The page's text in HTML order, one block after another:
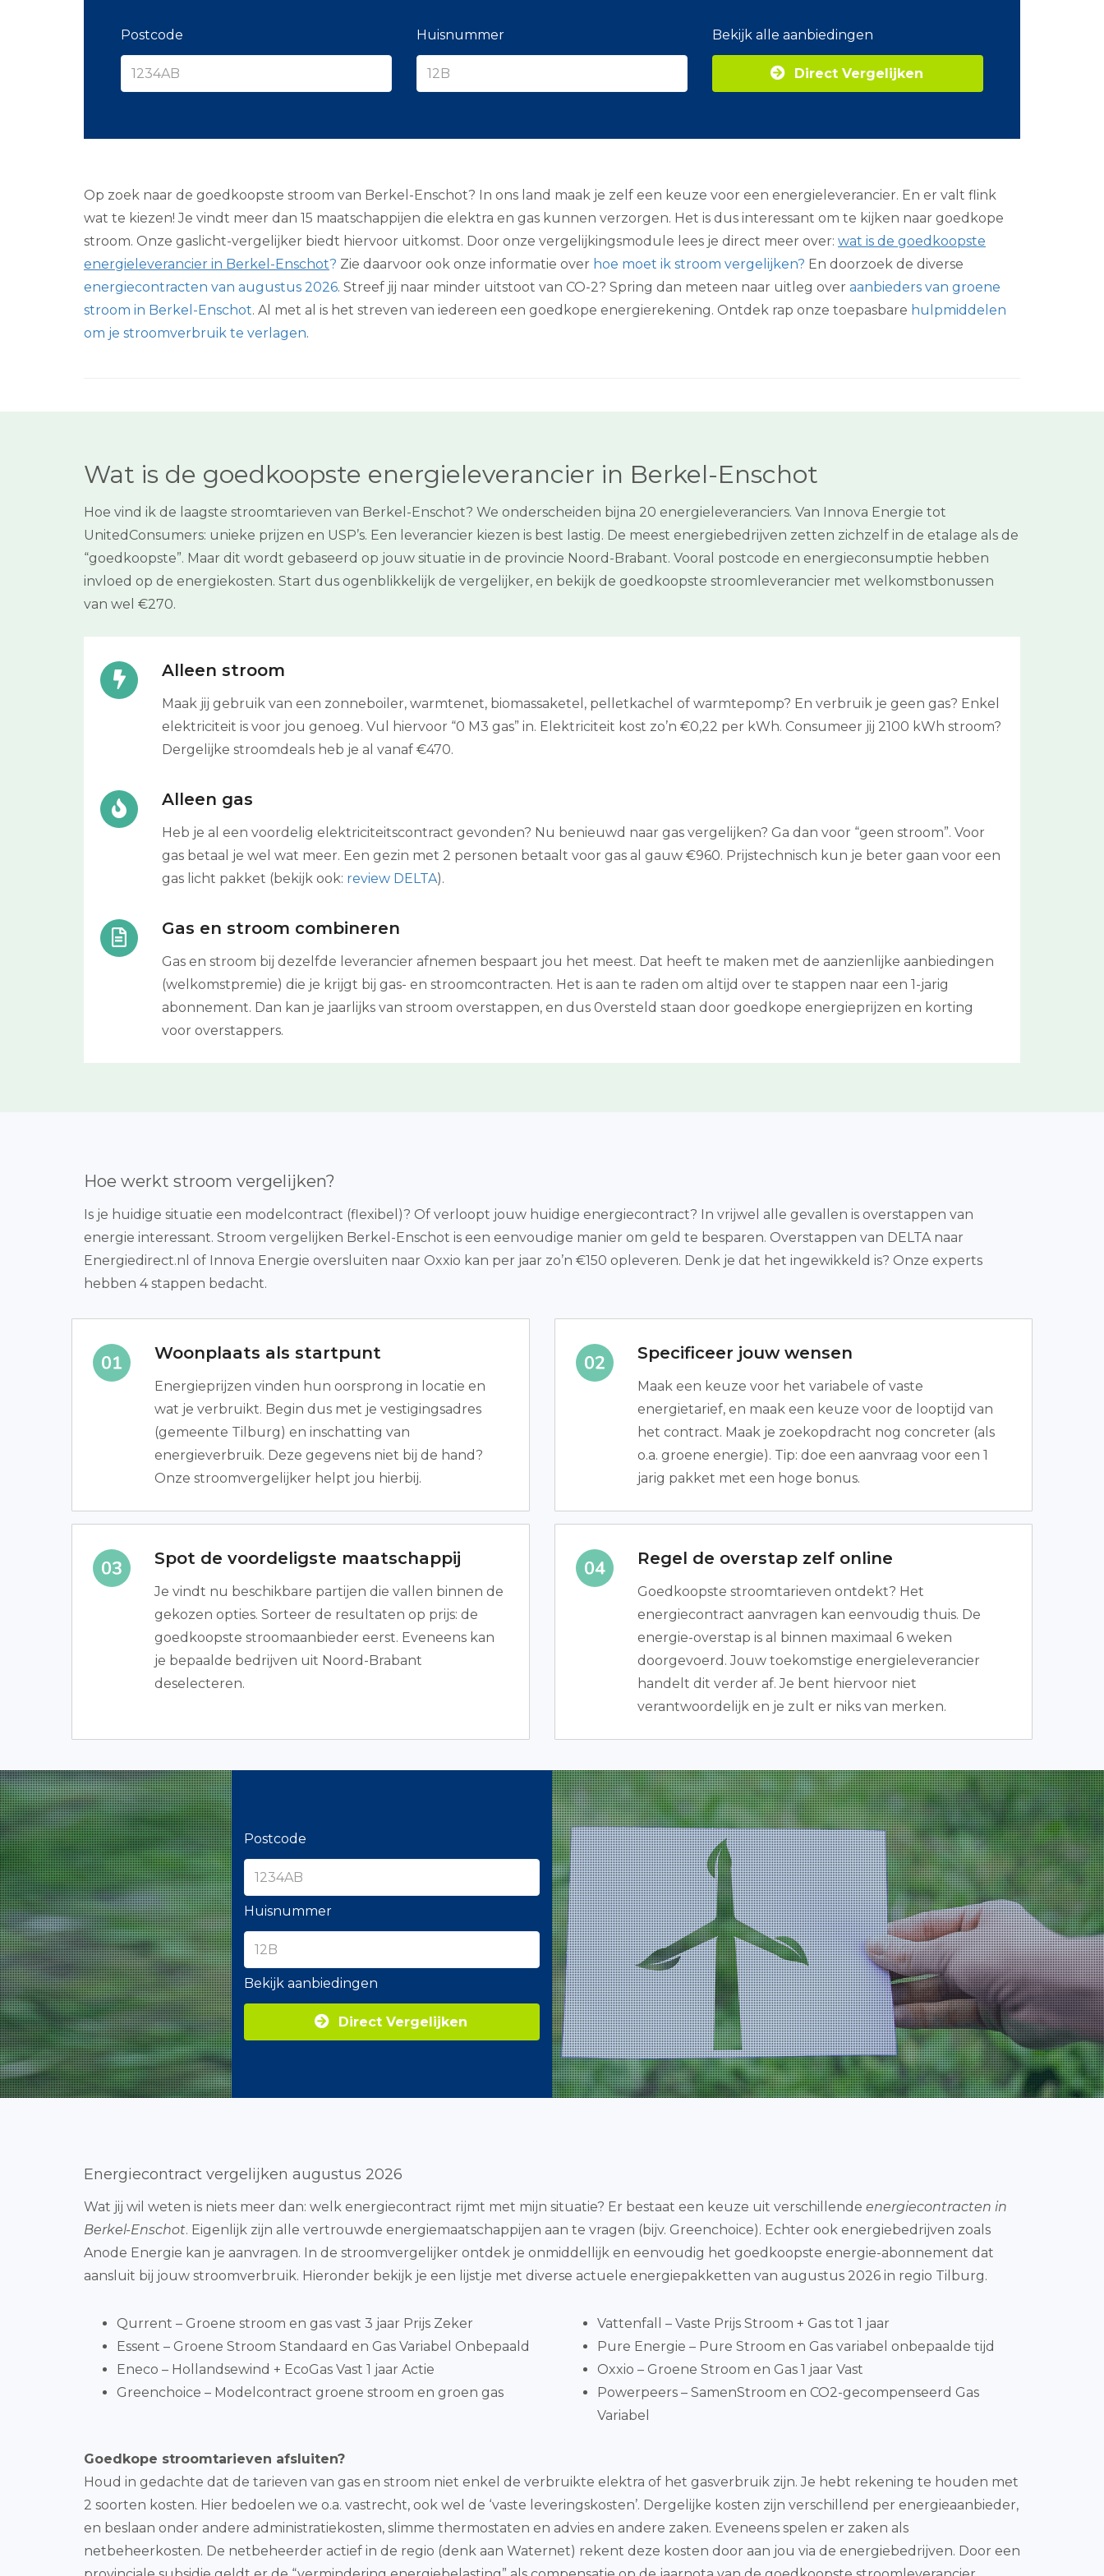
a
e
m
Z
j
n
e
g
i
Postcode Huisnummer Bekijk alle aanbiedingen
Direct Vergelijken
Op zoek naar de goedkoopste stroom van Berkel-Enschot? In ons land maak je zelf een keuze voor een energieleverancier. En er valt flink
wat te kiezen! Je vindt meer dan 15 maatschappijen die elektra en gas kunnen verzorgen. Het is dus interessant om te kijken naar goedkope
stroom. Onze gaslicht-vergelijker biedt hiervoor uitkomst. Door onze vergelijkingsmodule lees je direct meer over: wat is de goedkoopste
energieleverancier in Berkel-Enschot? Zie daarvoor ook onze informatie over hoe moet ik stroom vergelijken? En doorzoek de diverse
energiecontracten van augustus 2026. Streef jij naar minder uitstoot van CO-2? Spring dan meteen naar uitleg over aanbieders van groene
stroom in Berkel-Enschot. Al met al is het streven van iedereen een goedkope energierekening. Ontdek rap onze toepasbare hulpmiddelen
om je stroomverbruik te verlagen.
Wat is de goedkoopste energieleverancier in Berkel-Enschot
Hoe vind ik de laagste stroomtarieven van Berkel-Enschot? We onderscheiden bijna 20 energieleveranciers. Van Innova Energie tot
UnitedConsumers: unieke prijzen en USP’s. Een leverancier kiezen is best lastig. De meest energiebedrijven zetten zichzelf in de etalage als de
“goedkoopste”. Maar dit wordt gebaseerd op jouw situatie in de provincie Noord-Brabant. Vooral postcode en energieconsumptie hebben
invloed op de energiekosten. Start dus ogenblikkelijk de vergelijker, en bekijk de goedkoopste stroomleverancier met welkomstbonussen
van wel €270.
Alleen stroom
Maak jij gebruik van een zonneboiler, warmtenet, biomassaketel, pelletkachel of warmtepomp? En verbruik je geen gas? Enkel
elektriciteit is voor jou genoeg. Vul hiervoor “0 M3 gas” in. Elektriciteit kost zo’n €0,22 per kWh. Consumeer jij 2100 kWh stroom?
Dergelijke stroomdeals heb je al vanaf €470.
Alleen gas
Heb je al een voordelig elektriciteitscontract gevonden? Nu benieuwd naar gas vergelijken? Ga dan voor “geen stroom”. Voor
gas betaal je wel wat meer. Een gezin met 2 personen betaalt voor gas al gauw €960. Prijstechnisch kun je beter gaan voor een
gas licht pakket (bekijk ook: review DELTA).
Gas en stroom combineren
Gas en stroom bij dezelfde leverancier afnemen bespaart jou het meest. Dat heeft te maken met de aanzienlijke aanbiedingen
(welkomstpremie) die je krijgt bij gas- en stroomcontracten. Het is aan te raden om altijd over te stappen naar een 1-jarig
abonnement. Dan kan je jaarlijks van stroom overstappen, en dus 0versteld staan door goedkope energieprijzen en korting
voor overstappers.
Hoe werkt stroom vergelijken?
Is je huidige situatie een modelcontract (flexibel)? Of verloopt jouw huidige energiecontract? In vrijwel alle gevallen is overstappen van
energie interessant. Stroom vergelijken Berkel-Enschot is een eenvoudige manier om geld te besparen. Overstappen van DELTA naar
Energiedirect.nl of Innova Energie oversluiten naar Oxxio kan per jaar zo’n €150 opleveren. Denk je dat het ingewikkeld is? Onze experts
hebben 4 stappen bedacht.
Woonplaats als startpunt
Energieprijzen vinden hun oorsprong in locatie en
wat je verbruikt. Begin dus met je vestigingsadres
(gemeente Tilburg) en inschatting van
energieverbruik. Deze gegevens niet bij de hand?
Onze stroomvergelijker helpt jou hierbij.
Specificeer jouw wensen
Maak een keuze voor het variabele of vaste
energietarief, en maak een keuze voor de looptijd van
het contract. Maak je zoekopdracht nog concreter (als
o.a. groene energie). Tip: doe een aanvraag voor een 1
jarig pakket met een hoge bonus.
Spot de voordeligste maatschappij
Je vindt nu beschikbare partijen die vallen binnen de
gekozen opties. Sorteer de resultaten op prijs: de
goedkoopste stroomaanbieder eerst. Eveneens kan
je bepaalde bedrijven uit Noord-Brabant
deselecteren.
Regel de overstap zelf online
Goedkoopste stroomtarieven ontdekt? Het
energiecontract aanvragen kan eenvoudig thuis. De
energie-overstap is al binnen maximaal 6 weken
doorgevoerd. Jouw toekomstige energieleverancier
handelt dit verder af. Je bent hiervoor niet
verantwoordelijk en je zult er niks van merken.
Postcode
Huisnummer
Bekijk aanbiedingen
Direct Vergelijken
Energiecontract vergelijken augustus 2026
Wat jij wil weten is niets meer dan: welk energiecontract rijmt met mijn situatie? Er bestaat een keuze uit verschillende energiecontracten in
Berkel-Enschot. Eigenlijk zijn alle vertrouwde energiemaatschappijen aan te vragen (bijv. Greenchoice). Echter ook energiebedrijven zoals
Anode Energie kan je aanvragen. In de stroomvergelijker ontdek je onmiddellijk en eenvoudig het goedkoopste energie-abonnement dat
aansluit bij jouw stroomverbruik. Hieronder bekijk je een lijstje met diverse actuele energiepakketten van augustus 2026 in regio Tilburg.
Qurrent – Groene stroom en gas vast 3 jaar Prijs Zeker
Essent – Groene Stroom Standaard en Gas Variabel Onbepaald
Eneco – Hollandsewind + EcoGas Vast 1 jaar Actie
Greenchoice – Modelcontract groene stroom en groen gas
Vattenfall – Vaste Prijs Stroom + Gas tot 1 jaar
Pure Energie – Pure Stroom en Gas variabel onbepaalde tijd
Oxxio – Groene Stroom en Gas 1 jaar Vast
Powerpeers – SamenStroom en CO2-gecompenseerd Gas
Variabel
Goedkope stroomtarieven afsluiten?
Houd in gedachte dat de tarieven van gas en stroom niet enkel de verbruikte elektra of het gasverbruik zijn. Je hebt rekening te houden met
2 soorten kosten. Hier bedoelen we o.a. vastrecht, ook wel de ‘vaste leveringskosten’. Dergelijke kosten zijn verschillend per energieaanbieder,
en beslaan onder andere administratiekosten, slimme thermostaten en advies en andere zaken. Eveneens spelen er zaken als
netbeheerkosten. De netbeheerder actief in de regio (denk aan Waternet) rekent deze kosten door aan jou via de energiebedrijven. Door een